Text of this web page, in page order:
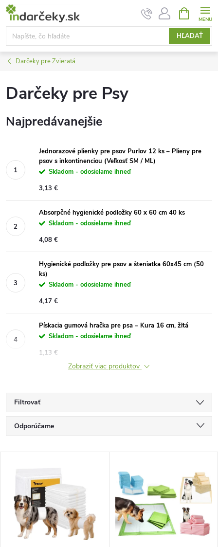
Prejsť
obsah
HĽADAŤ
KOŠÍK
Darčeky pre Zvieratá
Darčeky pre Psy
Najpredávanejšie
Jednorazové plienky pre psov Purlov 12 ks – Plieny pre
psov s inkontinenciou (Veľkosť SM / ML)
Skladom - odosielame ihneď
3,13 €
Absorpčné hygienické podložky 60 x 60 cm 40 ks
Skladom - odosielame ihneď
4,08 €
Hygienické podložky pre psov a šteniatka 60x45 cm (50
ks)
Skladom - odosielame ihneď
4,17 €
Pískacia gumová hračka pre psa – Kura 16 cm, žltá
Skladom - odosielame ihneď
1,13 €
Zobraziť viac produktov
Filtrovať
R
a
d
e
n
Odporúčame
Najpredávanejšie
Abecedne
p